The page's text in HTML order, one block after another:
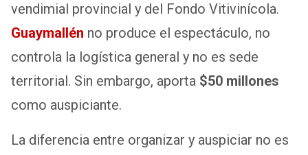
vendimial provincial y del Fondo Vitivinícola.
Guaymallén no produce el espectáculo, no
controla la logística general y no es sede
territorial. Sin embargo, aporta $50 millones
como auspiciante.
La diferencia entre organizar y auspiciar no es